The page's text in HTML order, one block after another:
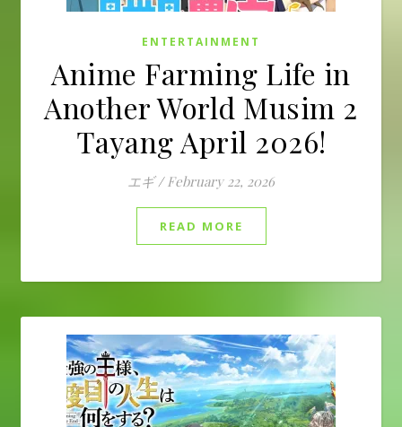
ENTERTAINMENT
Anime Farming Life in
Another World Musim 2
Tayang April 2026!
エギ / February 22, 2026
READ MORE